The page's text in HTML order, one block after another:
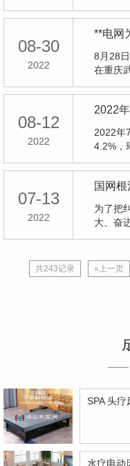
08-30
2022
**电网
8月28
在重庆
08-12
2022
2022年
4.2%，
07-13
2022
为了把
大、奋
共243记录 «上一页
SPA 头疗
水疗电动